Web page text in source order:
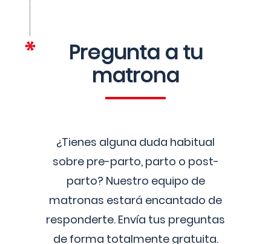
Pregunta a tu
matrona
¿Tienes alguna duda habitual
sobre pre-parto, parto o post-
parto? Nuestro equipo de
matronas estará encantado de
responderte. Envía tus preguntas
de forma totalmente gratuita.